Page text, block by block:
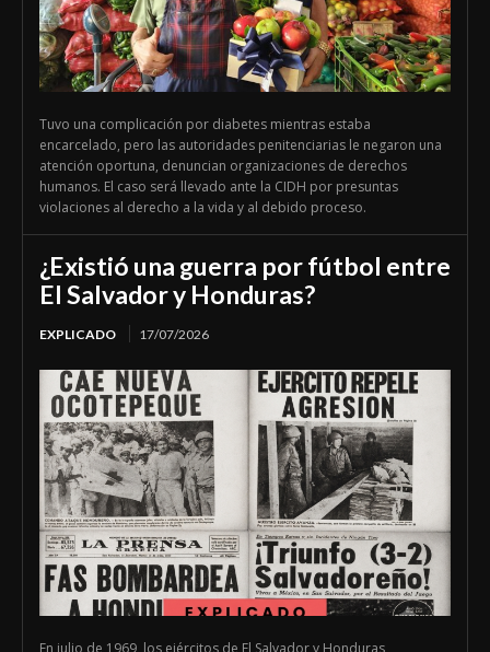
Tuvo una complicación por diabetes mientras estaba
encarcelado, pero las autoridades penitenciarias le negaron una
atención oportuna, denuncian organizaciones de derechos
humanos. El caso será llevado ante la CIDH por presuntas
violaciones al derecho a la vida y al debido proceso.
¿Existió una guerra por fútbol entre
El Salvador y Honduras?
EXPLICADO 17/07/2026